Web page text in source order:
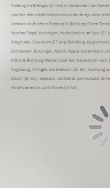
Freiburg im Breisgau (21 km) in Südbaden / am
und hat eine ideale Infastrukturanbindung unter
Umkreis sind neben Freiburg in Richtung Osten
Norden Riegel, Kenzingen, Herbolzheim, an Rust
Ringsheim, Ettenheim (27 km), Mahlberg,
Eichstetten, Bötzingen, March, Reute, Gottenheim,
(48 km). Richtung Westen über den Kaiserstuhl nach
Vogtsburg, Ihringen, bis Breisach (26 km). Richtung
Elzach (38 km), Bleibach, Glottertal, Simonswald,
Hinterzarten bis zum Titisee (51 km).